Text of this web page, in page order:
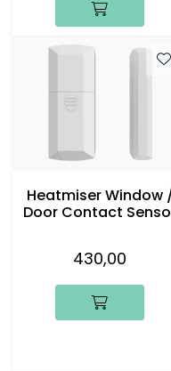
Heatmiser Window
Door Contact
430,00